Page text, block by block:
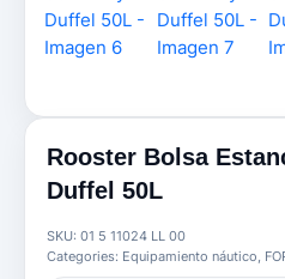
Rooster Bolsa
Duffel 50L
SKU: 01 5 11024 LL 00
Categories: Equipamiento náutico